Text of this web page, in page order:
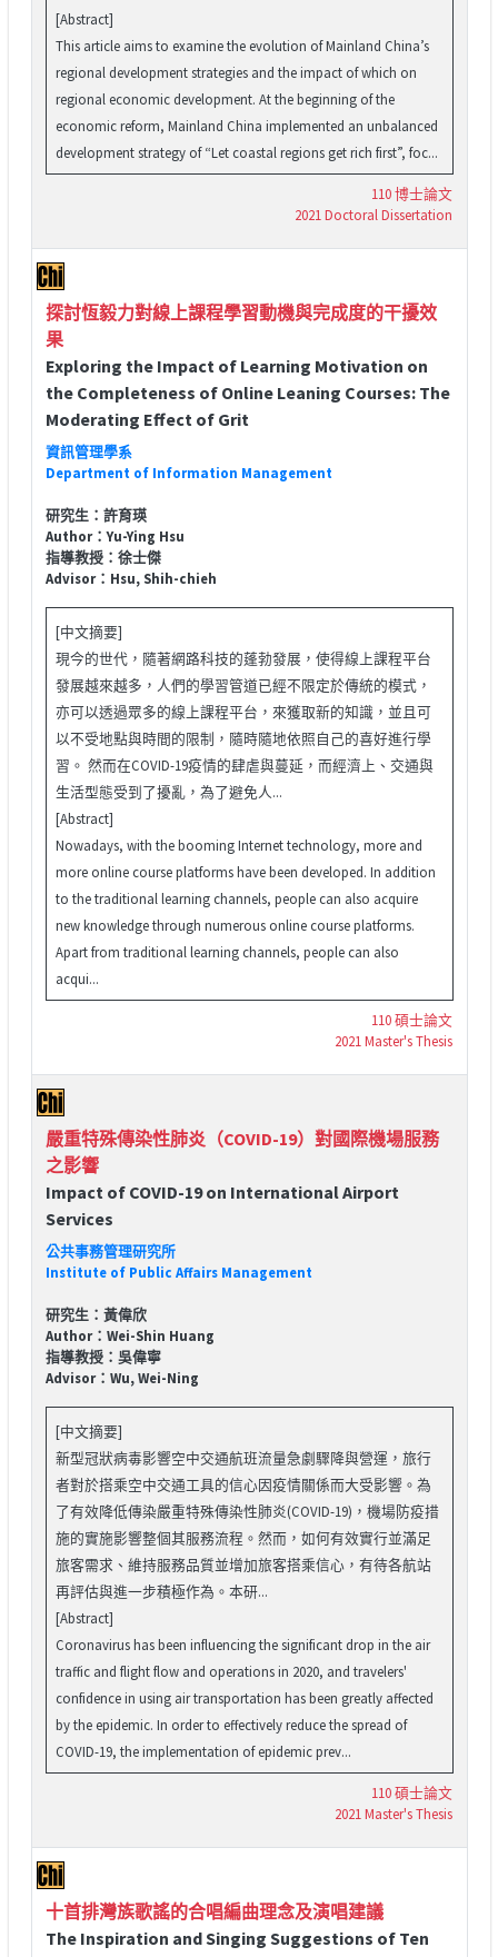
[Abstract]
This article aims to examine the evolution of Mainland China’s
regional development strategies and the impact of which on
regional economic development. At the beginning of the
economic reform, Mainland China implemented an unbalanced
development strategy of “Let coastal regions get rich first”, foc...
110 博士論文
2021 Doctoral Dissertation
探討恆毅力對線上課程學習動機與完成度的干擾效
果
Exploring the Impact of Learning Motivation on
the Completeness of Online Leaning Courses: The
Moderating Effect of Grit
資訊管理學系
Department of Information Management
研究生：許育瑛
Author：Yu-Ying Hsu
指導教授：徐士傑
Advisor：Hsu, Shih-chieh
[中文摘要]
現今的世代，隨著網路科技的蓬勃發展，使得線上課程平台
發展越來越多，人們的學習管道已經不限定於傳統的模式，
亦可以透過眾多的線上課程平台，來獲取新的知識，並且可
以不受地點與時間的限制，隨時隨地依照自己的喜好進行學
習。 然而在COVID-19疫情的肆虐與蔓延，而經濟上、交通與
生活型態受到了擾亂，為了避免人...
[Abstract]
Nowadays, with the booming Internet technology, more and
more online course platforms have been developed. In addition
to the traditional learning channels, people can also acquire
new knowledge through numerous online course platforms.
Apart from traditional learning channels, people can also
acqui...
110 碩士論文
2021 Master's Thesis
嚴重特殊傳染性肺炎（COVID-19）對國際機場服務
之影響
Impact of COVID-19 on International Airport
Services
公共事務管理研究所
Institute of Public Affairs Management
研究生：黃偉欣
Author：Wei-Shin Huang
指導教授：吳偉寧
Advisor：Wu, Wei-Ning
[中文摘要]
新型冠狀病毒影響空中交通航班流量急劇驟降與營運，旅行
者對於搭乘空中交通工具的信心因疫情關係而大受影響。為
了有效降低傳染嚴重特殊傳染性肺炎(COVID-19)，機場防疫措
施的實施影響整個其服務流程。然而，如何有效實行並滿足
旅客需求、維持服務品質並增加旅客搭乘信心，有待各航站
再評估與進一步積極作為。本研...
[Abstract]
Coronavirus has been influencing the significant drop in the air
traffic and flight flow and operations in 2020, and travelers'
confidence in using air transportation has been greatly affected
by the epidemic. In order to effectively reduce the spread of
COVID-19, the implementation of epidemic prev...
110 碩士論文
2021 Master's Thesis
十首排灣族歌謠的合唱編曲理念及演唱建議
The Inspiration and Singing Suggestions of Ten